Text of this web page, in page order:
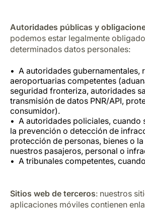
Autoridades públicas y
podemos estar legalmente
determinados datos personales:
A autoridades gubernamentales,
aeroportuarias competentes
seguridad fronteriza, autoridades
transmisión de datos PNR/API,
consumidor).
A autoridades policiales, cuando
la prevención o detección de
protección de personas, bienes o
nuestros pasajeros, personal o
A tribunales competentes,
Sitios web de terceros: nuestros
aplicaciones móviles contienen